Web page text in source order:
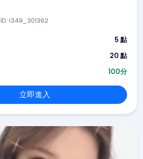
ID: i349_301362
5 點
20 點
100分
立即進入